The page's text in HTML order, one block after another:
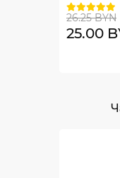
26.25 BYN
25.00